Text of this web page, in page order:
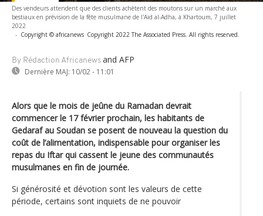
Des vendeurs attendent que des clients achètent des moutons sur un marché aux
bestiaux en prévision de la fête musulmane de l'Aïd al-Adha, à Khartoum, 7 juillet
2022
- Copyright © africanews Copyright 2022 The Associated Press. All rights reserved.
By Rédaction Africanews and AFP
Dernière MAJ: 10/02 - 11:01
Alors que le mois de jeûne du Ramadan devrait
commencer le 17 février prochain, les habitants de
Gedaraf au Soudan se posent de nouveau la question du
coût de l’alimentation, indispensable pour organiser les
repas du Iftar qui cassent le jeune des communautés
musulmanes en fin de journée.
Si générosité et dévotion sont les valeurs de cette
période, certains sont inquiets de ne pouvoir